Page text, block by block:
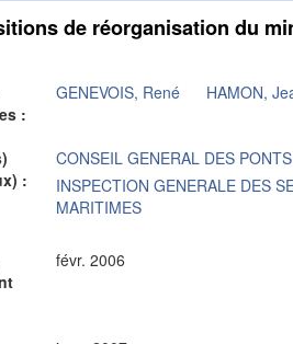
de réorganisation du
:
GENEVOIS, René HAMON,
:
CONSEIL GENERAL DES
INSPECTION GENERALE DES
MARITIMES
févr. 2006